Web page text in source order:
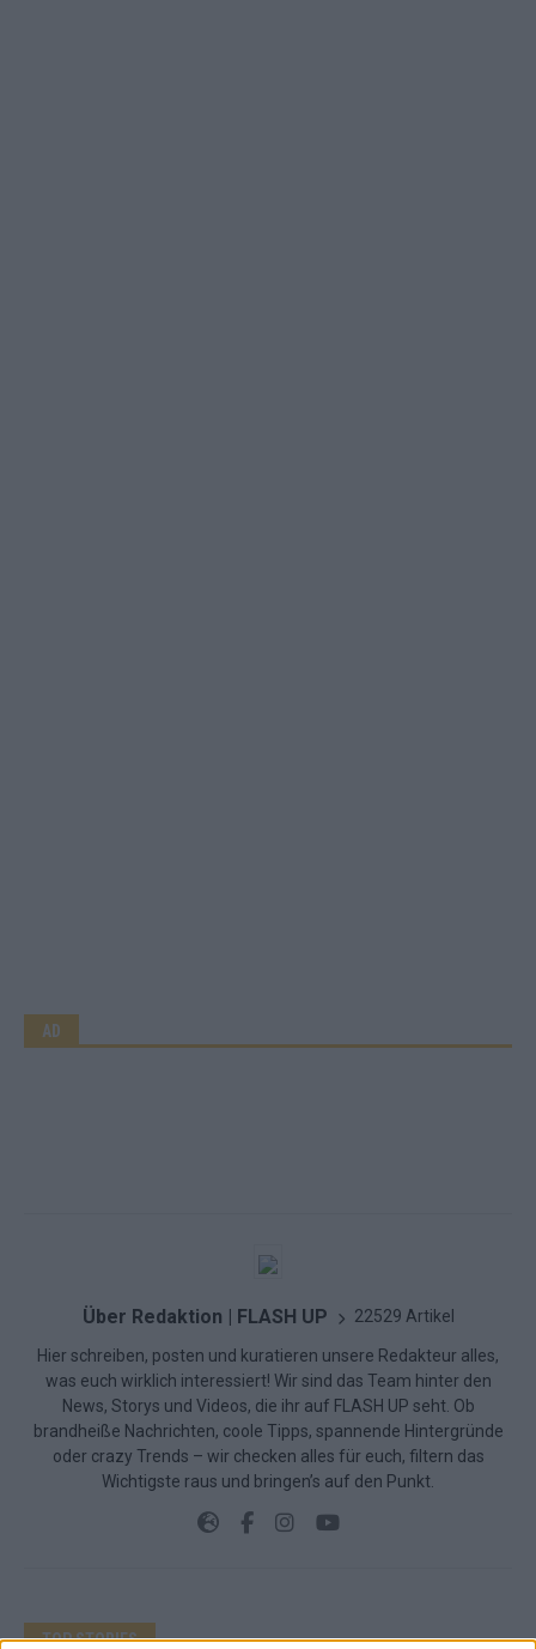
AD
Über Redaktion | FLASH UP 22529 Artikel
Hier schreiben, posten und kuratieren unsere Redakteur alles,
was euch wirklich interessiert! Wir sind das Team hinter den
News, Storys und Videos, die ihr auf FLASH UP seht. Ob
brandheiße Nachrichten, coole Tipps, spannende Hintergründe
oder crazy Trends – wir checken alles für euch, filtern das
Wichtigste raus und bringen’s auf den Punkt.
TOP STORIES